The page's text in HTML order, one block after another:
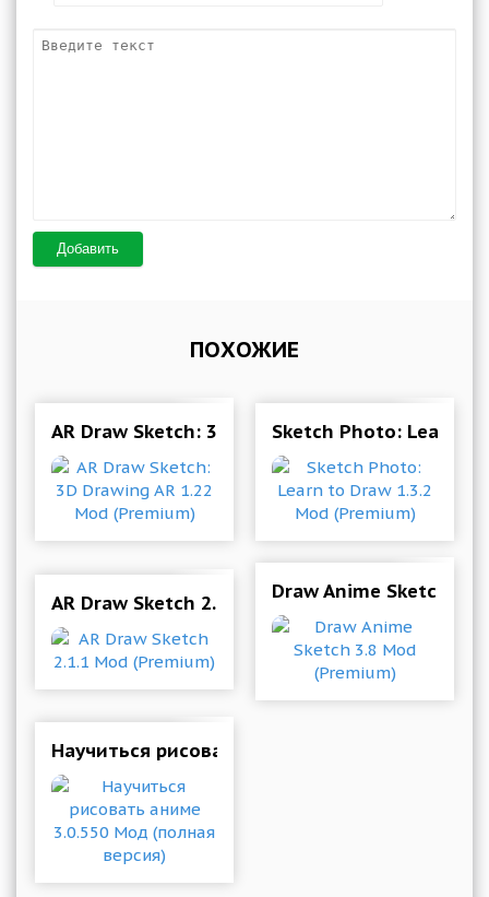
Добавить
ПОХОЖИЕ
AR Draw Sketch: 3D Drawing AR 1.22 Mod
Sketch Photo: Learn
AR Draw Sketch 2.1.1 Mod (Premium)
Draw Anime Sketch
Научиться рисовать аниме 3.0.550 Мод